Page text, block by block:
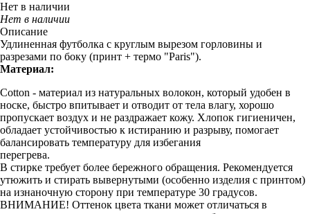
Нет в наличии
Нет в наличии
Описание
Удлиненная футболка с круглым вырезом горловины и
разрезами по боку (принт + термо "Paris").
Материал:
Cotton - материал из натуральных волокон, который удобен в
носке, быстро впитывает и отводит от тела влагу, хорошо
пропускает воздух и не раздражает кожу. Хлопок гигиеничен,
обладает устойчивостью к истиранию и разрыву, помогает
балансировать температуру для избегания
перегрева.
В стирке требует более бережного обращения. Рекомендуется
утюжить и стирать вывернутыми (особенно изделия с принтом)
на изнаночную сторону при температуре 30 градусов.
ВНИМАНИЕ! Оттенок цвета ткани может отличаться в